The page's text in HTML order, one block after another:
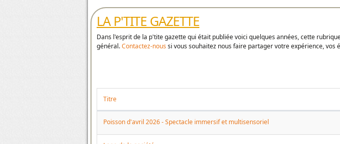
LA P'TITE GAZETTE
Dans l'esprit de la p'tite gazette qui était publiée voici quelques années, cette
général.Contactez-noussi vous souhaitez nous faire partager votre expérience, vos
Titre
Poisson d'avril 2026 - Spectacle immersif et multisensoriel